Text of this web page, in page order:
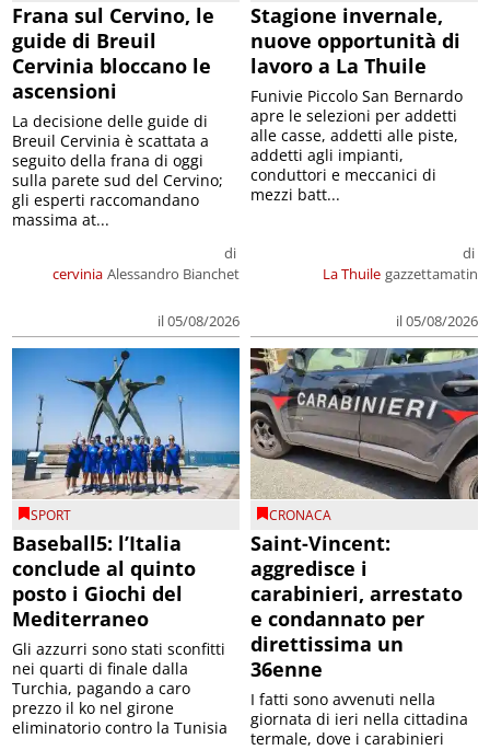
Frana sul Cervino, le
guide di Breuil
Cervinia bloccano le
ascensioni
cervinia
di
Alessandro Bianchet
il 05/08/2026
La decisione delle guide di
Breuil Cervinia è scattata a
seguito della frana di oggi
sulla parete sud del Cervino;
gli esperti raccomandano
massima at...
Stagione invernale,
nuove opportunità di
lavoro a La Thuile
La Thuile
di
gazzettamatin
il 05/08/2026
Funivie Piccolo San Bernardo
apre le selezioni per addetti
alle casse, addetti alle piste,
addetti agli impianti,
conduttori e meccanici di
mezzi batt...
SPORT
Baseball5: l’Italia
conclude al quinto
posto i Giochi del
Mediterraneo
Gli azzurri sono stati sconfitti
nei quarti di finale dalla
Turchia, pagando a caro
prezzo il ko nel girone
eliminatorio contro la Tunisia
CRONACA
Saint-Vincent:
aggredisce i
carabinieri, arrestato
e condannato per
direttissima un
36enne
I fatti sono avvenuti nella
giornata di ieri nella cittadina
termale, dove i carabinieri